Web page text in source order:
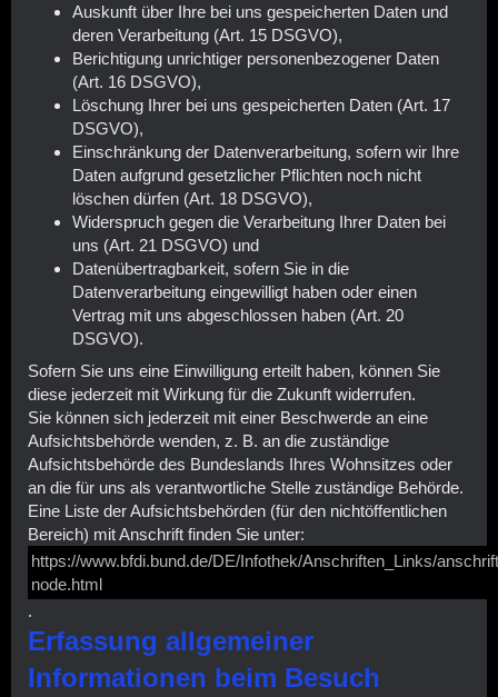
Auskunft über Ihre bei uns gespeicherten Daten und
deren Verarbeitung (Art. 15 DSGVO),
Berichtigung unrichtiger personenbezogener Daten
(Art. 16 DSGVO),
Löschung Ihrer bei uns gespeicherten Daten (Art. 17
DSGVO),
Einschränkung der Datenverarbeitung, sofern wir Ihre
Daten aufgrund gesetzlicher Pflichten noch nicht
löschen dürfen (Art. 18 DSGVO),
Widerspruch gegen die Verarbeitung Ihrer Daten bei
uns (Art. 21 DSGVO) und
Datenübertragbarkeit, sofern Sie in die
Datenverarbeitung eingewilligt haben oder einen
Vertrag mit uns abgeschlossen haben (Art. 20
DSGVO).
Sofern Sie uns eine Einwilligung erteilt haben, können Sie
diese jederzeit mit Wirkung für die Zukunft widerrufen.
Sie können sich jederzeit mit einer Beschwerde an eine
Aufsichtsbehörde wenden, z. B. an die zuständige
Aufsichtsbehörde des Bundeslands Ihres Wohnsitzes oder
an die für uns als verantwortliche Stelle zuständige Behörde.
Eine Liste der Aufsichtsbehörden (für den nichtöffentlichen
Bereich) mit Anschrift finden Sie unter:
https://www.bfdi.bund.de/DE/Infothek/Anschriften_Links/
node.html
.
Erfassung allgemeiner
Informationen beim Besuch